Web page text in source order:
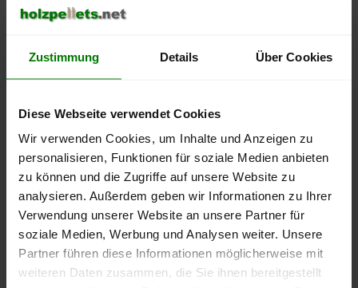
Zustimmung Details Über Cookies
Diese Webseite verwendet Cookies
Wir verwenden Cookies, um Inhalte und Anzeigen zu
personalisieren, Funktionen für soziale Medien anbieten
zu können und die Zugriffe auf unsere Website zu
analysieren. Außerdem geben wir Informationen zu Ihrer
Verwendung unserer Website an unsere Partner für
soziale Medien, Werbung und Analysen weiter. Unsere
Partner führen diese Informationen möglicherweise mit
weiteren Daten zusammen, die Sie ihnen bereitgestellt
lose Ware Sackware
September
Januar
Mai
250 €
400 €
450 €
Die aktuelle Preisentwicklung für Holzpellets in Deutschland
können Sie jederzeit auf unsererPelletspreise-Seite
nachvollziehen.